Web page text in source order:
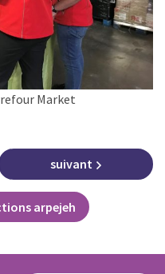
Market
arpejeh
suivant